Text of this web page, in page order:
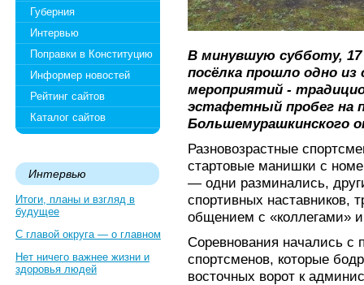
Губерния
Интервью
Поправки в Конституцию
Информер новостей
Рейтинг сайтов
Каталог сайтов
Интервью
Итоги, планы и взгляд в
будущее
С главой округа — о главном
Нет ничего важнее жизни и
здоровья людей
В минувшую субботу,
посёлка прошло одно
мероприятий -
эстафетный пробег на
Большемурашкинского
Разновозрастные
стартовые манишки с
— одни разминались,
спортивных наставников,
общением с «коллегами»
Соревнования начались с
спортсменов, которые
восточных ворот к